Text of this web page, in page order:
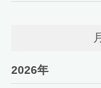
2026年